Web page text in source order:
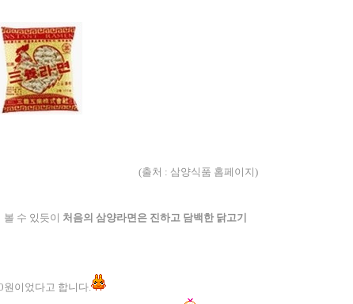
(출처 : 삼양식품 홈페이지)
볼 수 있듯이 처음의 삼양라면은 진하고 담백한 닭고기
원이었다고 합니다.